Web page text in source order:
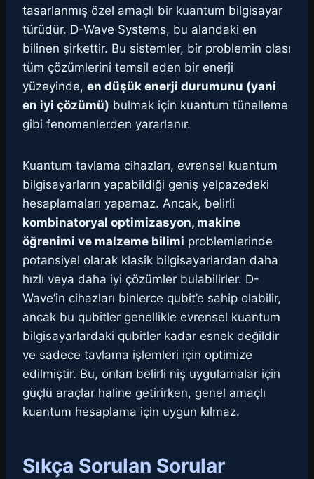
tasarlanmış özel amaçlı bir kuantum bilgisayar
türüdür. D-Wave Systems, bu alandaki en
bilinen şirkettir. Bu sistemler, bir problemin olası
tüm çözümlerini temsil eden bir enerji
yüzeyinde, en düşük enerji durumunu (yani
en iyi çözümü) bulmak için kuantum tünelleme
gibi fenomenlerden yararlanır.
Kuantum tavlama cihazları, evrensel kuantum
bilgisayarların yapabildiği geniş yelpazedeki
hesaplamaları yapamaz. Ancak, belirli
kombinatoryal optimizasyon, makine
öğrenimi ve malzeme bilimi problemlerinde
potansiyel olarak klasik bilgisayarlardan daha
hızlı veya daha iyi çözümler bulabilirler. D-
Wave’in cihazları binlerce qubit’e sahip olabilir,
ancak bu qubitler genellikle evrensel kuantum
bilgisayarlardaki qubitler kadar esnek değildir
ve sadece tavlama işlemleri için optimize
edilmiştir. Bu, onları belirli niş uygulamalar için
güçlü araçlar haline getirirken, genel amaçlı
kuantum hesaplama için uygun kılmaz.
Sıkça Sorulan Sorular